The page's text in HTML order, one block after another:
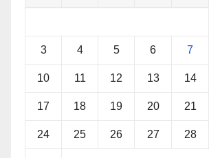
3 4 5 6 7
10 11 12 13 14
17 18 19 20 21
24 25 26 27 28